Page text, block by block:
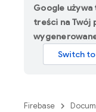
Google używa
treści na Twój
Firebase